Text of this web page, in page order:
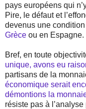
pays européens qui
Pire, le défaut et
devenus une
Grèce ou en Espagne.
Bref, en toute
unique, avons eu
partisans de la
économique serait
démontions la
résiste pas à